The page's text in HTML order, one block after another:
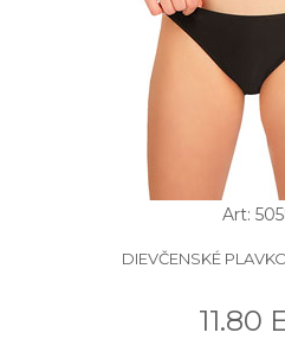
Art:
DIEVČENSKÉ
11.80